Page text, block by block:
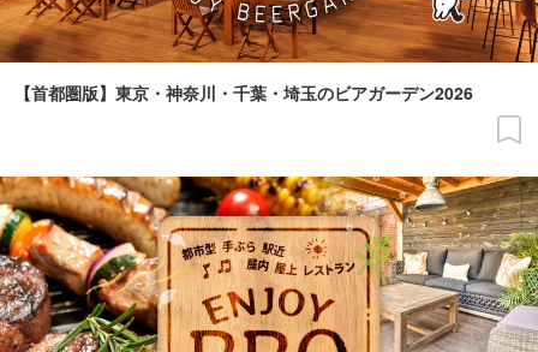
【首都圏版】東京・神奈川・千葉・埼玉のビアガーデン2026